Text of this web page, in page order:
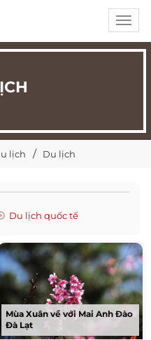
lịch Du lịch
Du lịch quốc tế
Mùa Xuân về với Mai Anh Đào
Đà Lạt